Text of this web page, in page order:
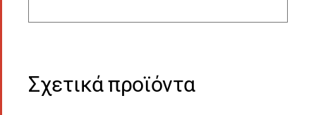
Σχετικά προϊόντα